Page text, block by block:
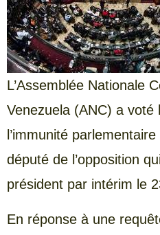
L’Assemblée Nationale
Venezuela (ANC) a
l’immunité
député de l’opposition
président par intérim le
En réponse à une